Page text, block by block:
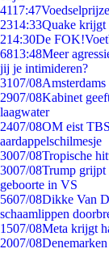
4117:47
2314:33Quake krijgt
214:30De
6813:48Meer
jij je intimideren?
3107/08
2907/08Kabinet
laagwater
2407/08OM eist
aardappelschilmesje
3007/08Tropische
3007/08Trump grijpt
geboorte in VS
5607/08Dikke Van
schaamlippen
1507/08Meta krijgt
2007/08